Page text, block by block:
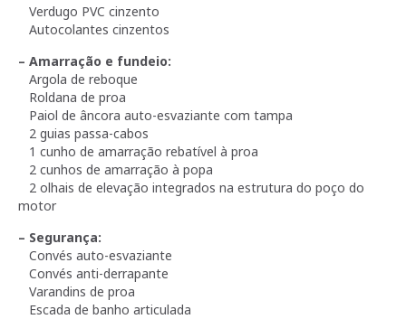
Verdugo PVC cinzento
Autocolantes cinzentos
– Amarração e fundeio:
Argola de reboque
Roldana de proa
Paiol de âncora auto-esvaziante com tampa
2 guias passa-cabos
1 cunho de amarração rebatível à proa
2 cunhos de amarração à popa
2 olhais de elevação integrados na estrutura do poço do
motor
– Segurança:
Convés auto-esvaziante
Convés anti-derrapante
Varandins de proa
Escada de banho articulada